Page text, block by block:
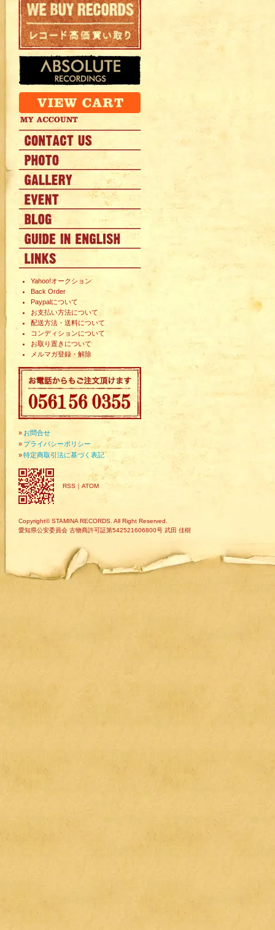
Yahoo!オークション
Back Order
Paypalについて
お支払い方法について
配送方法・送料について
コンディションについて
お取り置きについて
メルマガ登録・解除
» お問合せ
» プライバシーポリシー
»特定商取引法に基づく表記
RSS ｜ ATOM
Copyright© STAMINA RECORDS. All Right Reserved.
愛知県公安委員会 古物商許可証第542521606800号 武田 佳樹